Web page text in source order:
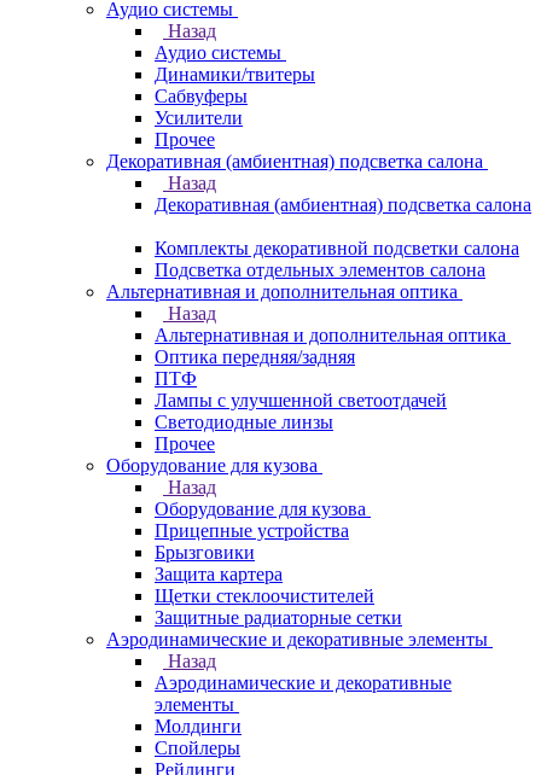
Аудио системы
Назад
Аудио системы
Динамики/твитеры
Сабвуферы
Усилители
Прочее
Декоративная (амбиентная) подсветка салона
Назад
Декоративная (амбиентная) подсветка салона
Комплекты декоративной подсветки салона
Подсветка отдельных элементов салона
Альтернативная и дополнительная оптика
Назад
Альтернативная и дополнительная оптика
Оптика передняя/задняя
ПТФ
Лампы с улучшенной светоотдачей
Светодиодные линзы
Прочее
Оборудование для кузова
Назад
Оборудование для кузова
Прицепные устройства
Брызговики
Защита картера
Щетки стеклоочистителей
Защитные радиаторные сетки
Аэродинамические и декоративные элементы
Назад
Аэродинамические и декоративные
элементы
Молдинги
Спойлеры
Рейлинги